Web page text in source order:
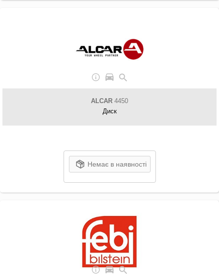
ALCAR 4450
Диск
Немає в наявності